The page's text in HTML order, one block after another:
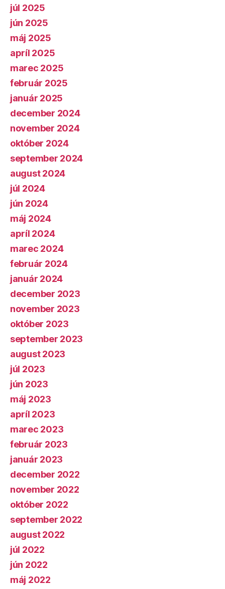
júl 2025
jún 2025
máj 2025
apríl 2025
marec 2025
február 2025
január 2025
december 2024
november 2024
október 2024
september 2024
august 2024
júl 2024
jún 2024
máj 2024
apríl 2024
marec 2024
február 2024
január 2024
december 2023
november 2023
október 2023
september 2023
august 2023
júl 2023
jún 2023
máj 2023
apríl 2023
marec 2023
február 2023
január 2023
december 2022
november 2022
október 2022
september 2022
august 2022
júl 2022
jún 2022
máj 2022